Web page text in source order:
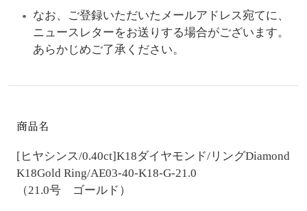
なお、ご登録いただいたメールアドレス宛てに、
ニュースレターをお送りする場合がございます。
あらかじめご了承ください。
商品名
[ヒヤシンス/0.40ct]K18ダイヤモンド/リングDiamond
K18Gold Ring/AE03-40-K18-G-21.0
（21.0号 ゴールド）